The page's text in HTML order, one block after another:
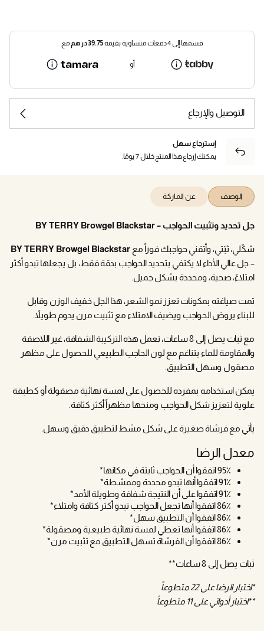
قسمها إلى 4 دفعات متساوية بقيمة 39.75درهممع
أو
التوصيل والإرجاع
إسترجاع سهل
يمكنك إرجاع هذا المنتج خلال 7 يومًا.
الوصف عن الماركة
جل تحديد وتثبيت الحواجب – BY TERRY Browgel Blackstar
شكّلي، ثبّتي، وأتقني حواجبك فوراً مع BY TERRY Browgel Blackstar
– جل عالي الأداء لا يكتفي بتحديد الحواجب بدقة فقط، بل يجعلها تبدو أكثر
امتلاءً، صحية، ومحددة بشكل جميل.
تمت صياغته بمكونات تعزز نمو الشعر، هذا الجل خفيف الوزن وقابل
للبناء يروض الحواجب ويضيف الامتلاء مع تثبيت مرن يدوم طويلاً.
مع ثبات يصل إلى 8 ساعات، تعمل هذه التركيبة الشفافة، غير اللاصقة
والمقاومة للماء بتناغم مع لون الحاجب الطبيعي للحصول على مظهر
مصقول وسهل التطبيق.
يمكن استخدامه بمفرده للحصول على لمسة نهائية مصقولة أو كطبقة
علوية لتعزيز شكل الحواجب ومنحها مظهراً أكثر كثافة.
يأتي مع فرشاة صغيرة على شكل مشط لتطبيق دقيق وسهل.
معدل الرضا
95٪ اتفقوا أن الحواجب ثابتة في مكانها*
91٪ اتفقوا أنها تبدو محددة وممشطة*
91٪ اتفقوا على أن النتيجة شفافة وطويلة الأمد*
86٪ اتفقوا أنها تجعل الحواجب تبدو أكثر كثافة وامتلاء*
86٪ اتفقوا أن التطبيق سهل*
86٪ اتفقوا أنها تعطي لمسة نهائية طبيعية ومصقولة*
86٪ اتفقوا أن الفرشاة تسهل التطبيق مع تثبيت مرن*
ثبات يصل إلى 8 ساعات**
*اختبار الرضا على 22 متطوعاً
**اختبار أدواتي على 11 متطوعاً